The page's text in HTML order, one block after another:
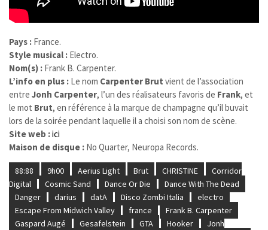
Pays : France.
Style musical : Electro.
Nom(s) : Frank B. Carpenter.
L’info en plus : Le nom Carpenter Brut vient de l’association
entre Jonh Carpenter, l’un des réalisateurs favoris de Frank, et
le mot Brut, en référence à la marque de champagne qu’il buvait
lors de la soirée pendant laquelle il a choisi son nom de scène.
Site web :ici
Maison de disque : No Quarter, Neuropa Records.
88:88 9h00 Aerius Light Brut CHRISTINE
Corridor
Digital
Cosmic Sand Dance Or Die
Dance With The Dead
Danger
darius datA Disco Zombi Italia
electro
Escape From Midwich Valley
france
Frank B. Carpenter
Gaspard Augé
Gesafelstein GTA Hooker
Jonh